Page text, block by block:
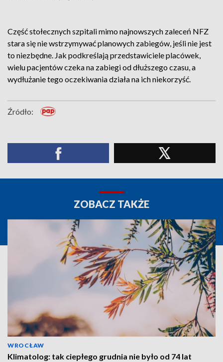
Część stołecznych szpitali mimo najnowszych zaleceń NFZ
stara się nie wstrzymywać planowych zabiegów, jeśli nie jest
to niezbędne. Jak podkreślają przedstawiciele placówek,
wielu pacjentów czeka na zabiegi od dłuższego czasu, a
wydłużanie tego oczekiwania działa na ich niekorzyść.
Źródło:
ZOBACZ TAKŻE
WROCŁAW
Klimatolog: tak ciepłego grudnia nie było od 74 lat